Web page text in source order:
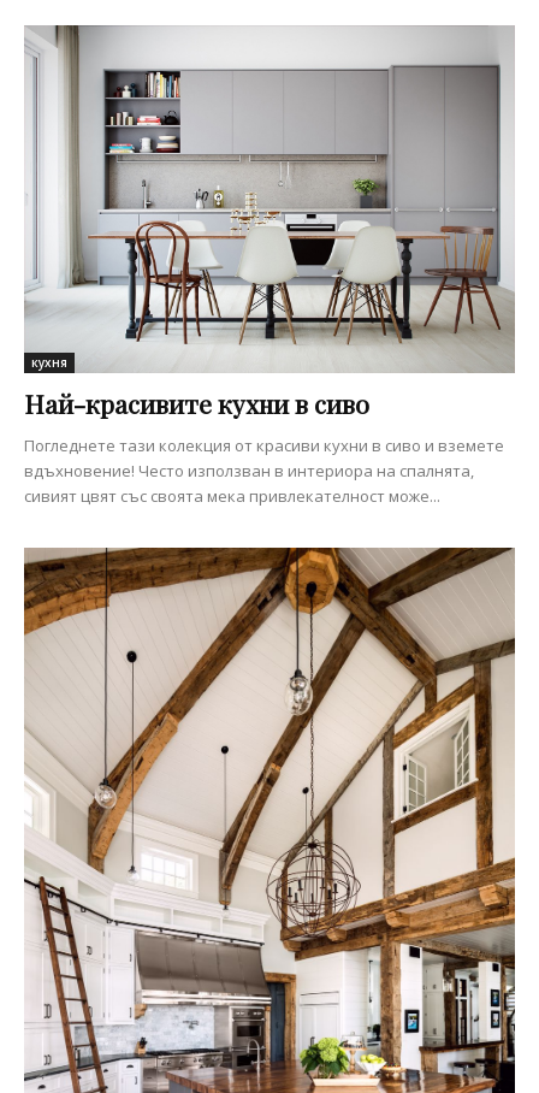
кухня
Най-красивите кухни в сиво
Погледнете тази колекция от красиви кухни в сиво и вземете
вдъхновение! Често използван в интериора на спалнята,
сивият цвят със своята мека привлекателност може...